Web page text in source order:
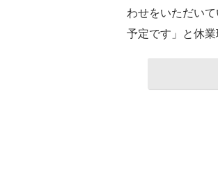
わせをいただい
予定です」と休業